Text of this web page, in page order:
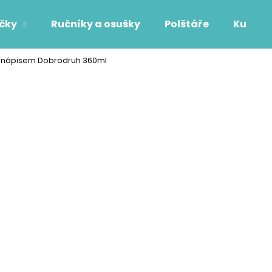
Ručníky a osušky Polštáře
Dobrodruh 360ml
Co potřebujete najít?